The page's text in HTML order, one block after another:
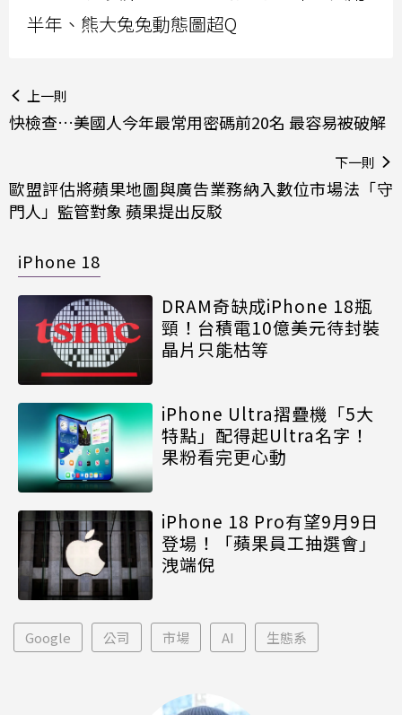
半年、熊大兔兔動態圖超Q
上一則
快檢查…美國人今年最常用密碼前20名 最容易被破解
下一則
歐盟評估將蘋果地圖與廣告業務納入數位市場法「守
門人」監管對象 蘋果提出反駁
iPhone 18
DRAM奇缺成iPhone 18瓶
頸！台積電10億美元待封裝
晶片只能枯等
iPhone Ultra摺疊機「5大
特點」配得起Ultra名字！
果粉看完更心動
iPhone 18 Pro有望9月9日
登場！「蘋果員工抽選會」
洩端倪
Google 公司 市場 AI 生態系